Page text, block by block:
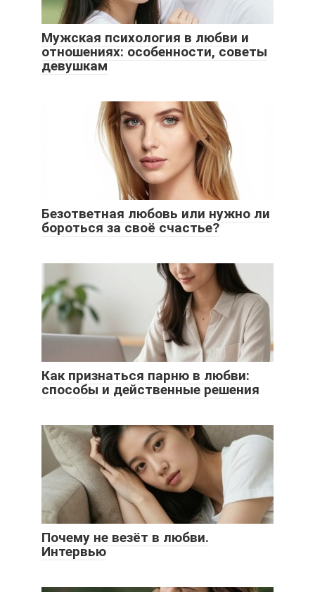
Мужская психология в любви и
отношениях: особенности, советы
девушкам
Безответная любовь или нужно ли
бороться за своё счастье?
Как признаться парню в любви:
способы и действенные решения
Почему не везёт в любви.
Интервью